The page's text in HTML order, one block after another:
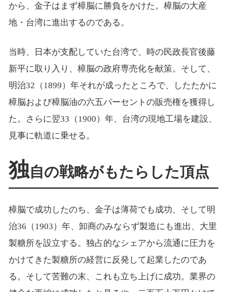
から、金子はまず樟脳に勝負をかけた。樟脳の大産
地・台湾に進出するのである。
当時、日本が支配していた台湾で、時の民政長官後藤
新平に取り入り、樟脳の政府専売化を献策。そして、
明治32（1899）年それが成ったところで、したたかに
樟脳および樟脳油の六五パーセントの販売権を獲得し
た。さらに翌33（1900）年、台湾の現地工場を建設、
見事に軌道に乗せる。
独自の戦略がもたらした頂点
樟脳で成功したのち、金子は薄荷でも成功、そして明
治36（1903）年、卸商のみならず製造にも進出、大里
製糖所を設立する。独占的なシェアから流通に圧力を
かけてきた製糖所の経営に反発して起業したのであ
る。そして苦難の末、これも立ち上げに成功。業界の